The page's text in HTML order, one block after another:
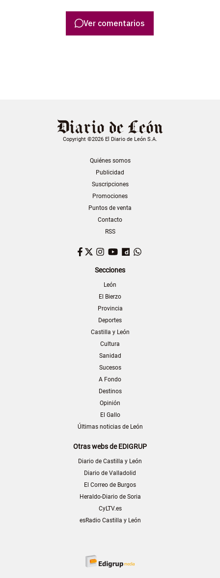
Ver comentarios
Copyright ©2026 El Diario de León S.A.
Quiénes somos
Publicidad
Suscripciones
Promociones
Puntos de venta
Contacto
RSS
Facebook
TwitterInstagram
YouTubeDailymotion
Secciones
León
El Bierzo
Provincia
Deportes
Castilla y León
Cultura
Sanidad
Sucesos
A Fondo
Destinos
Opinión
El Gallo
Últimas noticias de León
Otras webs de EDIGRUP
Diario de Castilla y León
Diario de Valladolid
El Correo de Burgos
Heraldo-Diario de Soria
CyLTV.es
esRadio Castilla y León